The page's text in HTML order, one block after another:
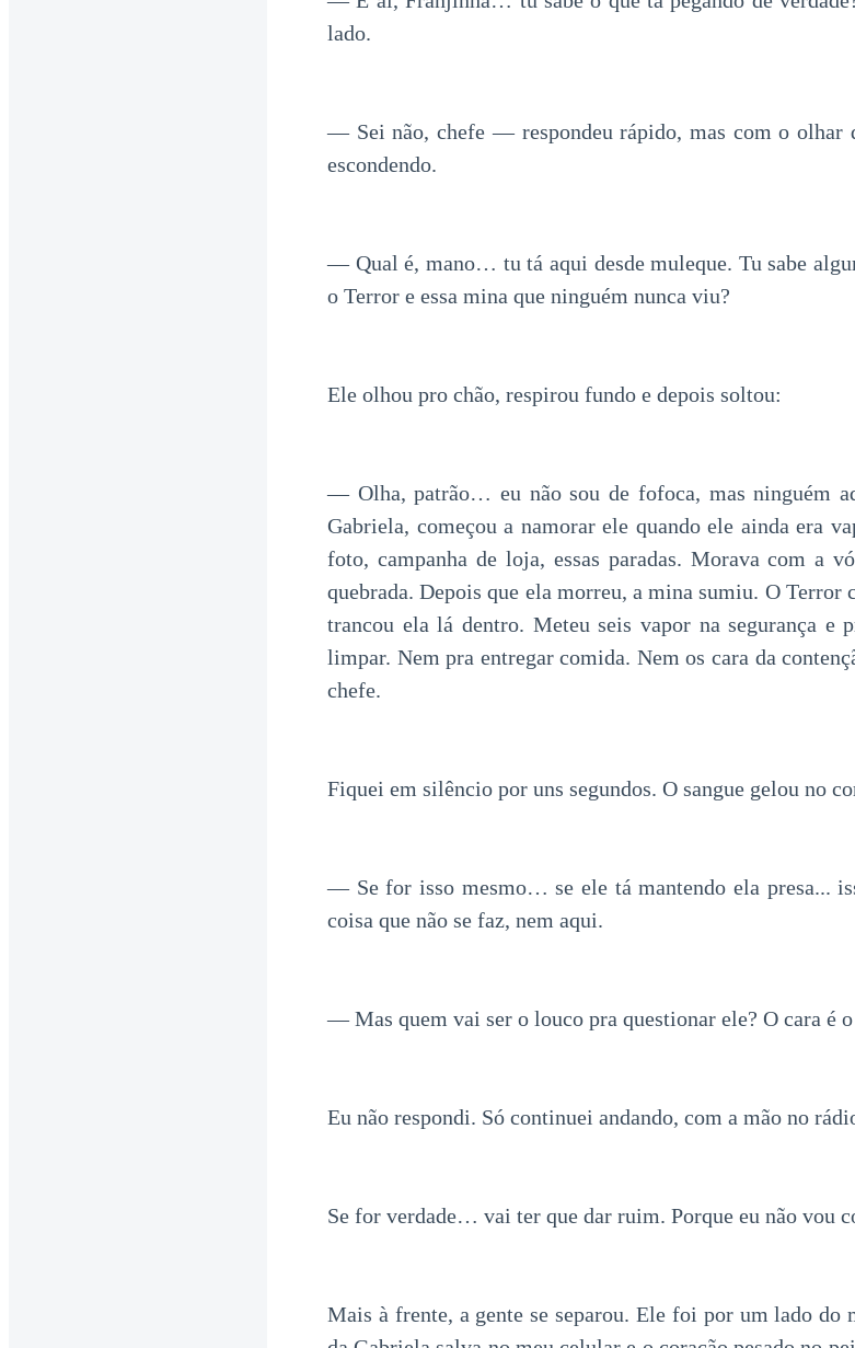
lado.
— Sei não, chefe — respondeu rápido, mas com o olhar
escondendo.
— Qual é, mano… tu tá aqui desde muleque. Tu sabe
o Terror e essa mina que ninguém nunca viu?
Ele olhou pro chão, respirou fundo e depois soltou:
— Olha, patrão… eu não sou de fofoca, mas ninguém
Gabriela, começou a namorar ele quando ele ainda era
foto, campanha de loja, essas paradas. Morava com a
quebrada. Depois que ela morreu, a mina sumiu. O Terror
trancou ela lá dentro. Meteu seis vapor na segurança e
limpar. Nem pra entregar comida. Nem os cara da
chefe.
Fiquei em silêncio por uns segundos. O sangue gelou no
— Se for isso mesmo… se ele tá mantendo ela presa...
coisa que não se faz, nem aqui.
— Mas quem vai ser o louco pra questionar ele? O cara é
Eu não respondi. Só continuei andando, com a mão no
Se for verdade… vai ter que dar ruim. Porque eu não vou
Mais à frente, a gente se separou. Ele foi por um lado do